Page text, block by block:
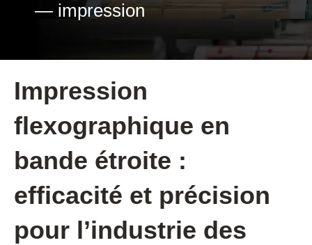
— impression
Impression
flexographique en
bande étroite :
efficacité et précision
pour l’industrie des